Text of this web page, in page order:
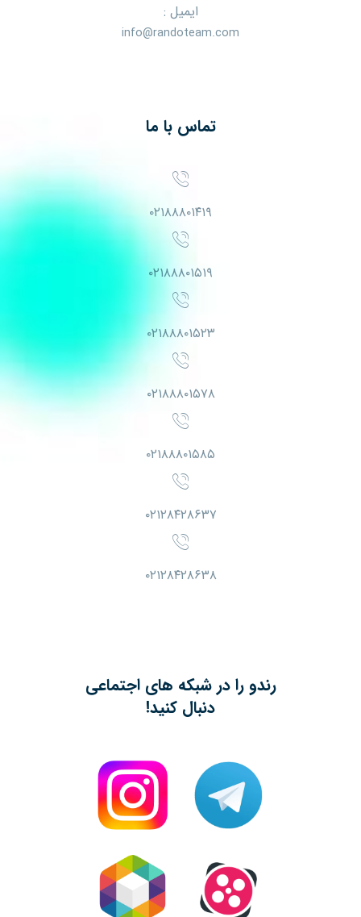
ایمیل :
info@randoteam.com
تماس با ما
۰۲۱۸۸۸۰۱۴۱۹
۰۲۱۸۸۸۰۱۵۱۹
۰۲۱۸۸۸۰۱۵۲۳
۰۲۱۸۸۸۰۱۵۷۸
۰۲۱۸۸۸۰۱۵۸۵
۰۲۱۲۸۴۲۸۶۳۷
۰۲۱۲۸۴۲۸۶۳۸
رندو را در شبکه های اجتماعی
دنبال کنید!